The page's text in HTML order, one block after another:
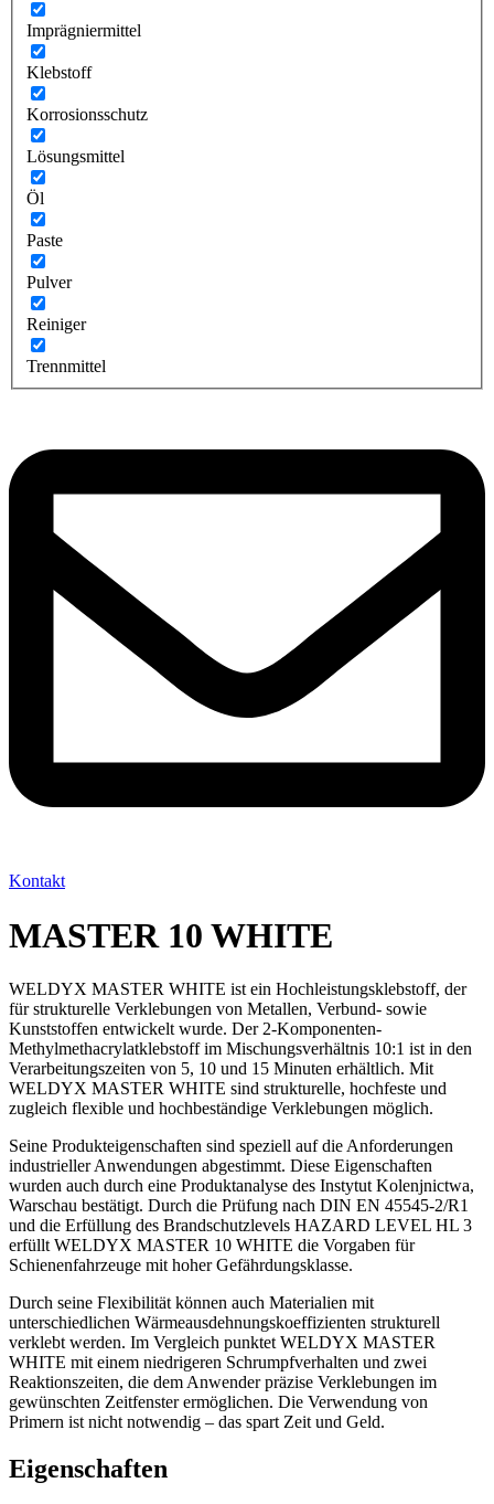
Imprägniermittel
Klebstoff
Korrosionsschutz
Lösungsmittel
Öl
Paste
Pulver
Reiniger
Trennmittel
Kontakt
MASTER 10 WHITE
WELDYX MASTER WHITE ist ein Hochleistungsklebstoff, der
für strukturelle Verklebungen von Metallen, Verbund- sowie
Kunststoffen entwickelt wurde. Der 2-Komponenten-
Methylmethacrylatklebstoff im Mischungsverhältnis 10:1 ist in den
Verarbeitungszeiten von 5, 10 und 15 Minuten erhältlich. Mit
WELDYX MASTER WHITE sind strukturelle, hochfeste und
zugleich flexible und hochbeständige Verklebungen möglich.
Seine Produkteigenschaften sind speziell auf die Anforderungen
industrieller Anwendungen abgestimmt. Diese Eigenschaften
wurden auch durch eine Produktanalyse des Instytut Kolenjnictwa,
Warschau bestätigt. Durch die Prüfung nach DIN EN 45545-2/R1
und die Erfüllung des Brandschutzlevels HAZARD LEVEL HL 3
erfüllt WELDYX MASTER 10 WHITE die Vorgaben für
Schienenfahrzeuge mit hoher Gefährdungsklasse.
Durch seine Flexibilität können auch Materialien mit
unterschiedlichen Wärmeausdehnungskoeffizienten strukturell
verklebt werden. Im Vergleich punktet WELDYX MASTER
WHITE mit einem niedrigeren Schrumpfverhalten und zwei
Reaktionszeiten, die dem Anwender präzise Verklebungen im
gewünschten Zeitfenster ermöglichen. Die Verwendung von
Primern ist nicht notwendig – das spart Zeit und Geld.
Eigenschaften